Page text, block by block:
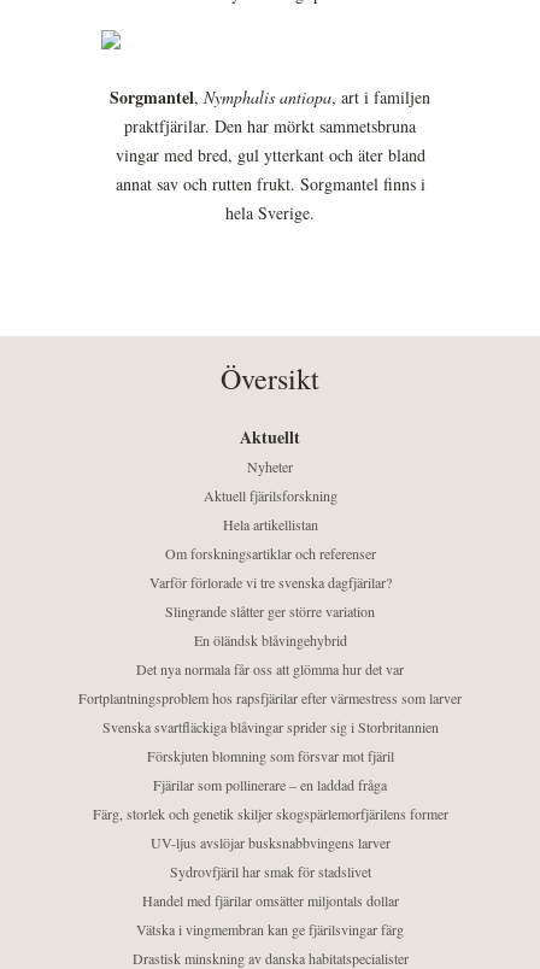
Sorgmantel, Nymphalis antiopa, art i familjen
praktfjärilar. Den har mörkt sammetsbruna
vingar med bred, gul ytterkant och äter bland
annat sav och rutten frukt. Sorgmantel finns i
hela Sverige.
Översikt
Aktuellt
Nyheter
Aktuell fjärilsforskning
Hela artikellistan
Om forskningsartiklar och referenser
Varför förlorade vi tre svenska dagfjärilar?
Slingrande slåtter ger större variation
En öländsk blåvingehybrid
Det nya normala får oss att glömma hur det var
Fortplantningsproblem hos rapsfjärilar efter värmestress som larver
Svenska svartfläckiga blåvingar sprider sig i Storbritannien
Förskjuten blomning som försvar mot fjäril
Fjärilar som pollinerare – en laddad fråga
Färg, storlek och genetik skiljer skogspärlemorfjärilens former
UV-ljus avslöjar busksnabbvingens larver
Sydrovfjäril har smak för stadslivet
Handel med fjärilar omsätter miljontals dollar
Vätska i vingmembran kan ge fjärilsvingar färg
Drastisk minskning av danska habitatspecialister